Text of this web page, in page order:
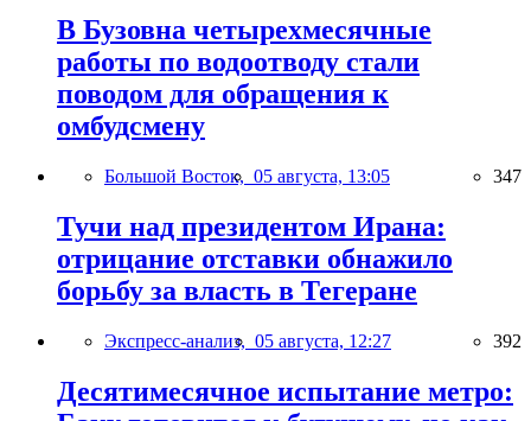
В Бузовна четырехмесячные
работы по водоотводу стали
поводом для обращения к
омбудсмену
Большой Восток, 05 августа, 13:05 347
Тучи над президентом Ирана:
отрицание отставки обнажило
борьбу за власть в Тегеране
Экспресс-анализ, 05 августа, 12:27 392
Десятимесячное испытание метро: